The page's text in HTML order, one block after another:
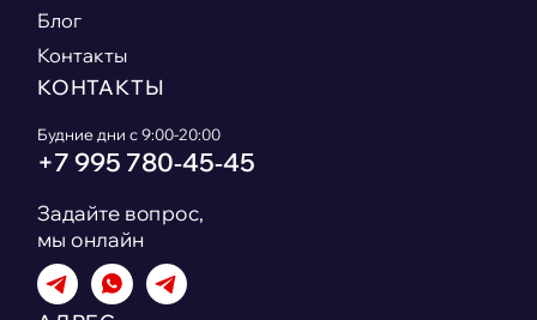
Блог
Контакты
КОНТАКТЫ
Будние дни с 9:00-20:00
+7 995 780‑45‑45
Задайте вопрос,
мы онлайн